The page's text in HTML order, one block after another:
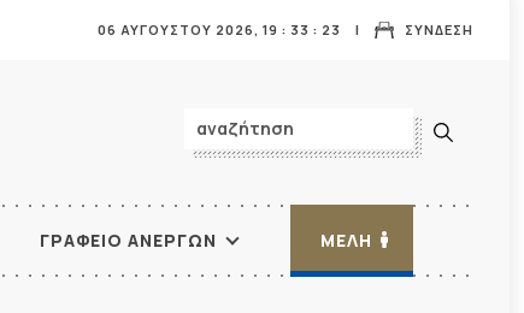
ΣΥΝΔΕΣΗ
06 ΑΥΓΟΥΣΤΟΥ 2026, 19 : 33 : 25
ΓΡΑΦΕΙΟ ΑΝΕΡΓΩΝ ΜΕΛΗ